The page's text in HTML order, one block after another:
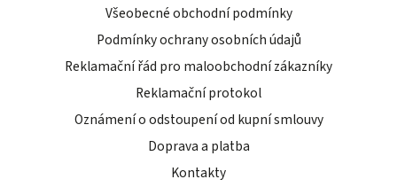
Všeobecné obchodní podmínky
Podmínky ochrany osobních údajů
Reklamační řád pro maloobchodní zákazníky
Reklamační protokol
Oznámení o odstoupení od kupní smlouvy
Doprava a platba
Kontakty